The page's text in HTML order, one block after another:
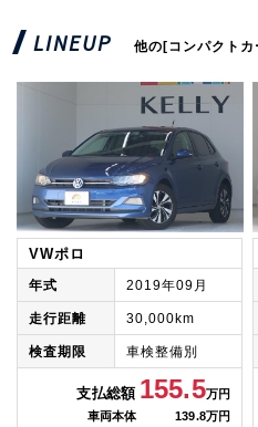
LINEUP 他の[コンパクト
VWポロ
年式 2019年09月
走行距離 30,000km
検査期限 車検整備別
支払総額 155.5万円
車両本体
139.8万円